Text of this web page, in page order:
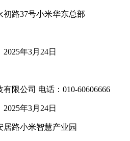
路37号小米华东总部
年3月24日
限公司 电话：010-60606666
年3月24日
路小米智慧产业园